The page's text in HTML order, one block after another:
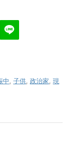
中 子供 政治家 現